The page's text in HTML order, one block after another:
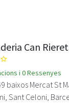
Can
star_border
i 0 Ressenyes
baixos Mercat St
Sant Celoni,